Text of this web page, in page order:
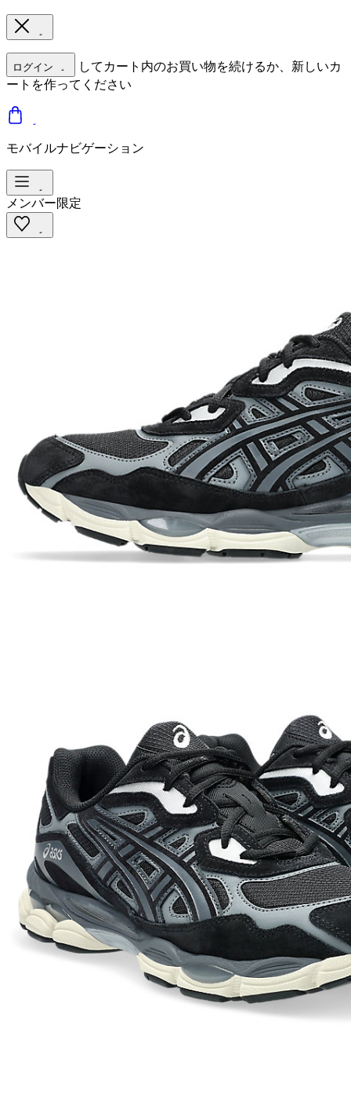
ログイン
してカート内のお買い物を続けるか、新しいカ
ートを作ってください
モバイルナビゲーション
メンバー限定